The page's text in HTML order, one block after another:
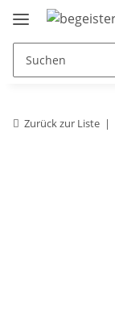
Zurück zur Liste